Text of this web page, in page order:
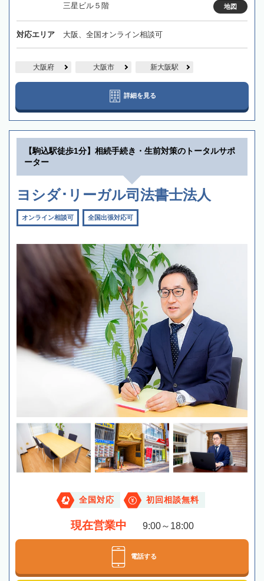
三星ビル５階
地図
対応エリア 大阪、全国オンライン相談可
大阪府 大阪市 新大阪駅
詳細を見る
【駒込駅徒歩1分】相続手続き・生前対策のトータルサポ
ーター
ヨシダ･リーガル司法書士法人
オンライン相談可 全国出張対応可
全国対応 初回相談無料
現在営業中 9:00～18:00
電話する